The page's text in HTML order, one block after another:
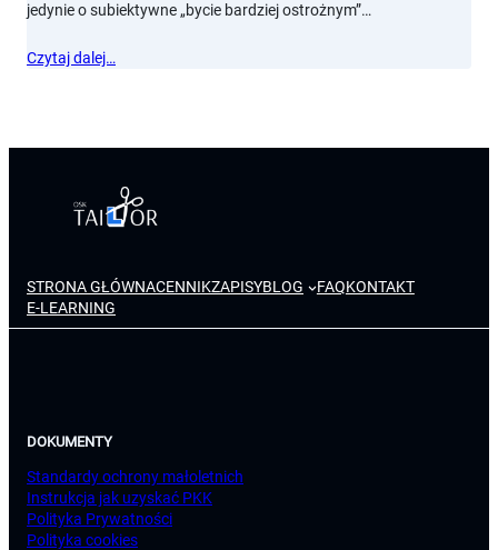
jedynie o subiektywne „bycie bardziej ostrożnym”…
Czytaj dalej…
STRONA GŁÓWNACENNIKZAPISYBLOG FAQKONTAKT
E-LEARNING
DOKUMENTY
Standardy ochrony małoletnich
Instrukcja jak uzyskać PKK
Polityka Prywatności
Polityka cookies